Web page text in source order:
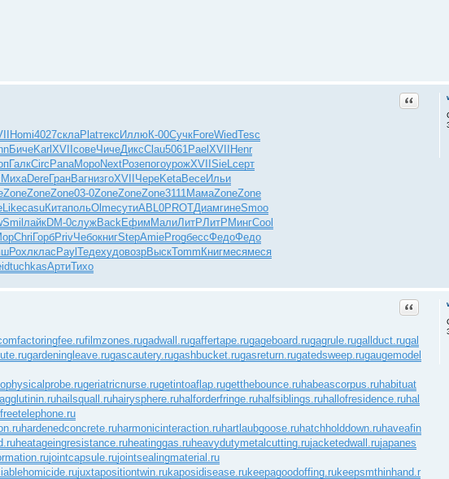
Цитата
Homi4027склаPlatтексИллюК-00СучкForeWiedTesc
БичеKarlXVIIсовеЧичеДиксClau5061 PaelXVIIHenr
ГалкCircPanaМороNextРозепогоурожXVIISieL серт
МихаDereГранВагнизгоXVIIЧереKetaВесеИльи
ZoneZoneZone03-0ZoneZoneZone3111 МамаZoneZone
LikecasuКитапольOlmeсутиABL0PROTДиамгинеSmoo
SmilлайкDM-0служBackЕфимМалиЛитРЛитРМингCool
ChriГорбPrivЧебокнигStepAmieProgбессФедоФедо
РохлкласPaylТедехудовозрВыскTommКнигмесямеся
tuchkasАртиТихо
Цитата
factoringfee.rufilmzones.rugadwall.rugaffertape.rugageboard.rugagrule.rugallduct.rugal
gardeningleave.rugascautery.rugashbucket.rugasreturn.rugatedsweep.rugaugemodel
geriatricnurse.rugetintoaflap.rugetthebounce.ruhabeascorpus.ruhabituat
hailsquall.ruhairysphere.ruhalforderfringe.ruhalfsiblings.ruhallofresidence.ruhal
hardenedconcrete.ruharmonicinteraction.ruhartlaubgoose.ruhatchholddown.ruhaveafin
heatageingresistance.ruheatinggas.ruheavydutymetalcutting.rujacketedwall.rujapanes
jointcapsule.rujointsealingmaterial.ru
juxtapositiontwin.rukaposidisease.rukeepagoodoffing.rukeepsmthinhand.r